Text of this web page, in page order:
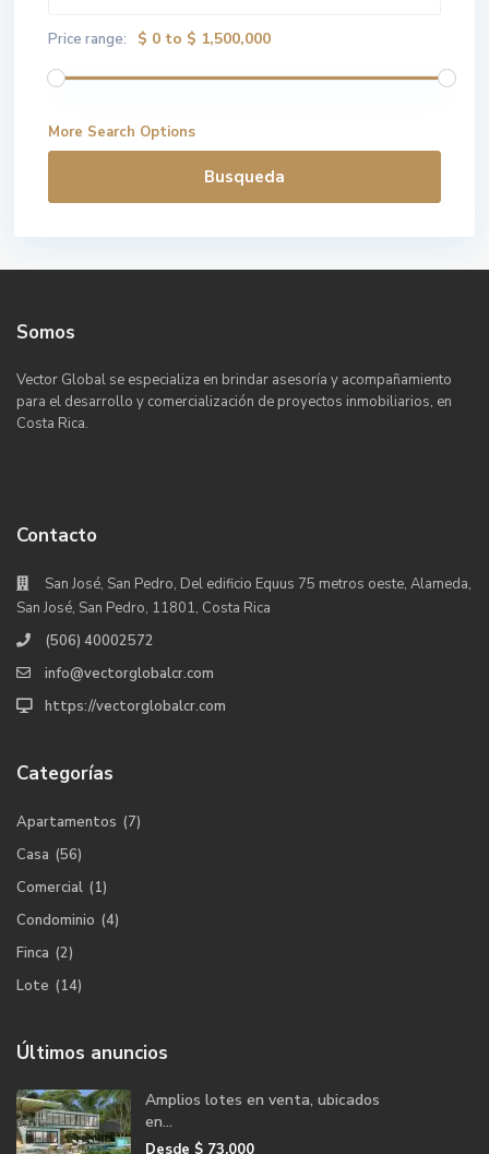
Price range: $ 0 to $ 1,500,000
More Search Options
Busqueda
Somos
Vector Global se especializa en brindar asesoría y acompañamiento
para el desarrollo y comercialización de proyectos inmobiliarios, en
Costa Rica.
Contacto
San José, San Pedro, Del edificio Equus 75 metros oeste, Alameda,
San José, San Pedro, 11801, Costa Rica
(506) 40002572
info@vectorglobalcr.com
https://vectorglobalcr.com
Categorías
Apartamentos (7)
Casa (56)
Comercial (1)
Condominio (4)
Finca (2)
Lote (14)
Últimos anuncios
Amplios lotes en venta, ubicados
en...
Desde $ 73,000